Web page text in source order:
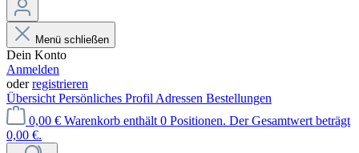
Menü schließen
Dein Konto
Anmelden
oderregistrieren
Übersicht Persönliches Profil Adressen Bestellungen
0,00 € Warenkorb enthält 0 Positionen. Der Gesamtwert beträgt
0,00 €.